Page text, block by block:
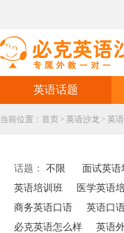
英语话题
当前位置： 首页 > 英语沙龙 > 英
话题： 不限 面试英语
英语培训班
医学英语
商务英语口语
英语口
必克英语怎么样
英语